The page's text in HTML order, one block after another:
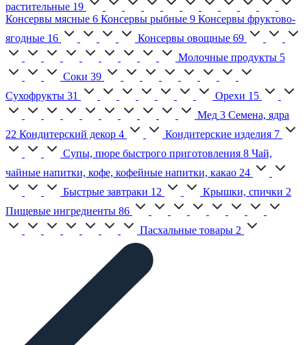
растительные 19
Консервы мясные 6 Консервы рыбные 9 Консервы фруктово-
ягодные 16 Консервы овощные 69
Молочные продукты 5
Соки 39
Сухофрукты 31 Орехи 15
Мед 3 Семена, ядра
22 Кондитерский декор 4 Кондитерские изделия 7
Супы, пюре быстрого приготовления 8 Чай,
чайные напитки, кофе, кофейные напитки, какао 24
Быстрые завтраки 12 Крышки, спички 2
Пищевые ингредиенты 86
Пасхальные товары 2